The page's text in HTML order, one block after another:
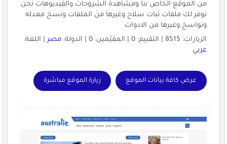
من الموقع الخاص بنا ومشاهدة الشروحات والفيديوهات نحن
نوفر لك ملفات ثبات سلاح وغيرها من الملفات ونسخ معدله
ونواسخ وغيرها من الادوات
الزيارات: 8515 | التقييم: 0 | المقيّمين: 0 | الدولة:
مصر| اللغة:
عربي
عرض كافة بيانات الموقع زيارة الموقع مباشرة